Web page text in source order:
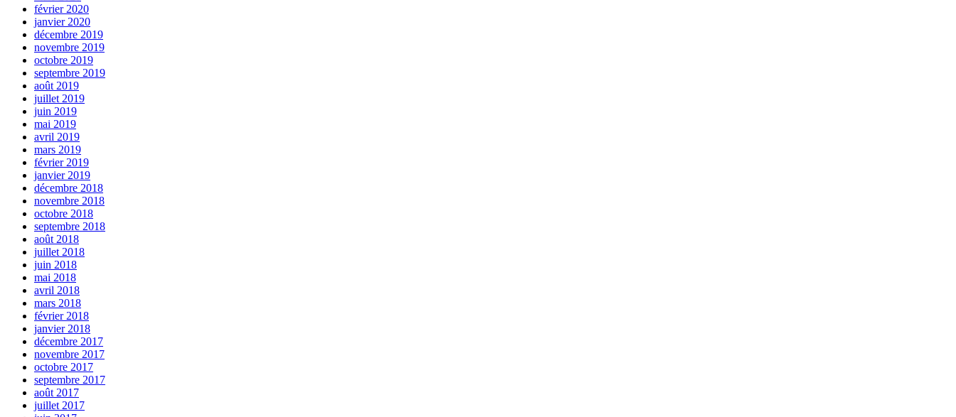
février 2020
janvier 2020
décembre 2019
novembre 2019
octobre 2019
septembre 2019
août 2019
juillet 2019
juin 2019
mai 2019
avril 2019
mars 2019
février 2019
janvier 2019
décembre 2018
novembre 2018
octobre 2018
septembre 2018
août 2018
juillet 2018
juin 2018
mai 2018
avril 2018
mars 2018
février 2018
janvier 2018
décembre 2017
novembre 2017
octobre 2017
septembre 2017
août 2017
juillet 2017